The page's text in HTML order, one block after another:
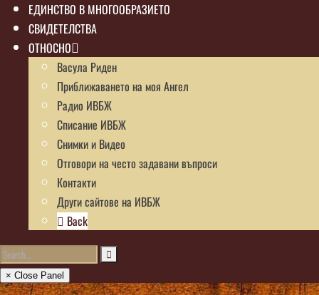
ЕДИНСТВО В МНОГООБРАЗИЕТО
СВИДЕТЕЛСТВА
ОТНОСНО
Васула Риден
Приближаването на моя Ангел
Радио ИВБЖ
Списание ИВБЖ
Снимки и Видео
Отговори на често задавани въпроси
Контакти
Други сайтове на ИВБЖ
Back
× Close Panel